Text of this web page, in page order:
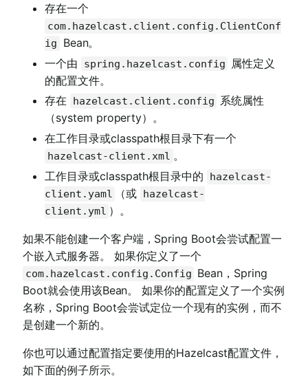
存在一个
com.hazelcast.client.config.ClientConf
ig
Bean。
一个由
spring.hazelcast.config
属性定义
的配置文件。
存在
hazelcast.client.config 系统属性
（system property）。
在工作目录或classpath根目录下有一个
hazelcast-client.xml 。
工作目录或classpath根目录中的
hazelcast-
client.yaml
（或 hazelcast-
client.yml ）。
如果不能创建一个客户端，Spring Boot会尝试配置一
个嵌入式服务器。 如果你定义了一个
com.hazelcast.config.Config Bean，Spring
Boot就会使用该Bean。 如果你的配置定义了一个实例
名称，Spring Boot会尝试定位一个现有的实例，而不
是创建一个新的。
你也可以通过配置指定要使用的Hazelcast配置文件，
如下面的例子所示。